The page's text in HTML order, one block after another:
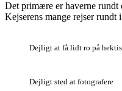
Det primære er haverne rundt
Kejserens mange rejser
Dejligt at få lidt ro på
Dejligt sted at fotografere